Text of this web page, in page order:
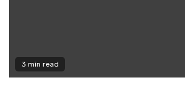
3 min read